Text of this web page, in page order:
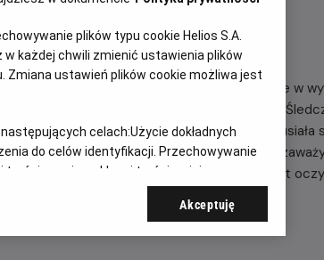
Alpach zostaje przerwane, gdy Samuel ginie w
balkonu wypchnęła go Sandra, żona i matka?
Na oczach opinii publicznej Sandra będzie musiała
swojego małżeństwa, które mogą
się również w głowach widzów, a pytanie jest
plików typu cookie Helios S.A.
każdej chwili zmienić ustawienia plików
Zmiana ustawień plików cookie możliwa jest
celach:Użycie dokładnych
do celów identyfikacji. Przechowywanie
pomiar reklam i treści, opinie
Akceptuję